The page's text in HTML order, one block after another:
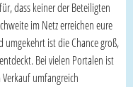
dass keiner der Beteiligten
im Netz erreichen eure
umgekehrt ist die Chance groß,
Bei vielen Portalen ist
umfangreich